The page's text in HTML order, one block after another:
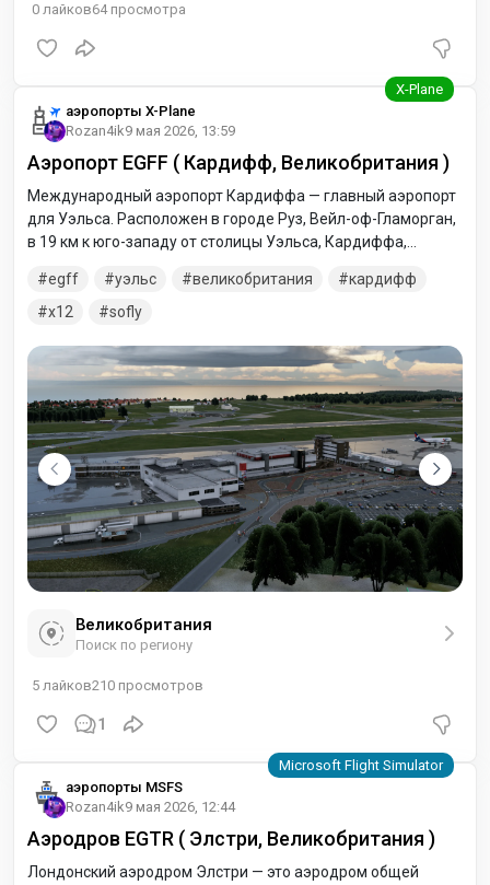
0 лайков64просмотра
аэропорты X-Plane
Rozan4ik9 мая 2026, 13:59
Аэропорт EGFF ( Кардифф, Великобритания )
Международный аэропорт Кардиффа — главный аэропорт
для Уэльса. Расположен в городе Руз, Вейл-оф-Гламорган,
в 19 км к юго-западу от столицы Уэльса, Кардиффа,
аэропорта — Кардифф-Уэльс или Аэропорт Руз, по
названию деревни рядом с аэропортом.
egff уэльс великобритания
кардифф
x12
sofly
Великобритания
Поиск по региону
5 лайков210 просмотров
1
аэропорты MSFS
Rozan4ik9 мая 2026, 12:44
Аэродров EGTR ( Элстри, Великобритания )
Лондонский аэродром Элстри — это аэродром общей